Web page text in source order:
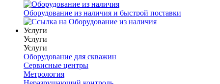
Оборудование из наличия и быстрой поставки
Услуги
Услуги
Услуги
Оборудование для скважин
Сервисные центры
Метрология